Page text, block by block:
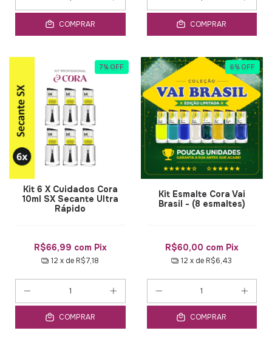
COMPRAR COMPRAR
7% OFF
Kit 6 X Cuidados Cora
10ml SX Secante Ultra
Rápido
R$66,99 com Pix
12 x de R$7,18
COMPRAR
6% OFF
Kit Esmalte Cora Vai
Brasil - (8 esmaltes)
R$60,00 com Pix
12 x de R$6,43
COMPRAR